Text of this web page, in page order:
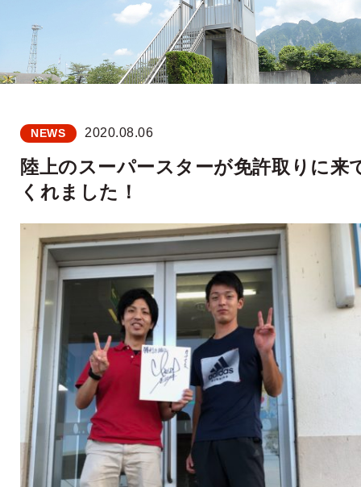
NEWS 2020.08.06
陸上のスーパースターが免許取りに来
くれました！